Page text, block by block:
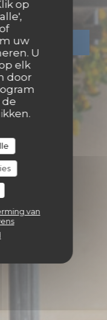
op
uw
U
elk
door
de
van